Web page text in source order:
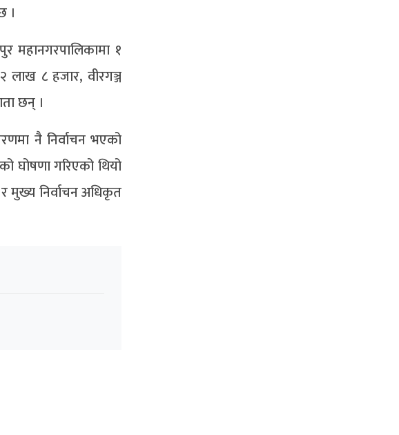
।
महानगरपालिकामा १
लाख ८ हजार, वीरगञ्ज
छन् ।
नै निर्वाचन भएको
घोषणा गरिएको थियो
मुख्य निर्वाचन अधिकृत